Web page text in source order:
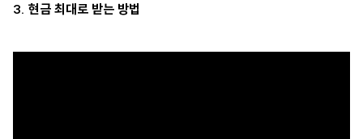
3. 현금 최대로 받는 방법